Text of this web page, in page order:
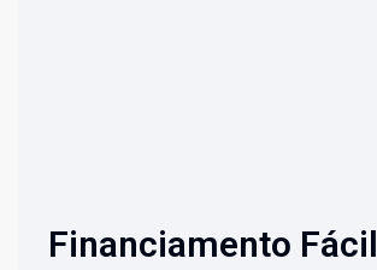
Financiamento Fácil